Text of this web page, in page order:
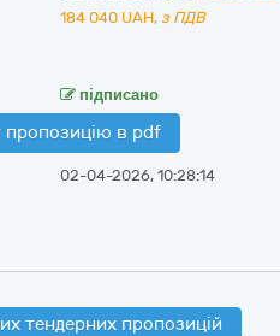
184 040 UAH, з ПДВ
підписано
пропозицію в pdf
02-04-2026, 10:28:14
тендерних пропозицій